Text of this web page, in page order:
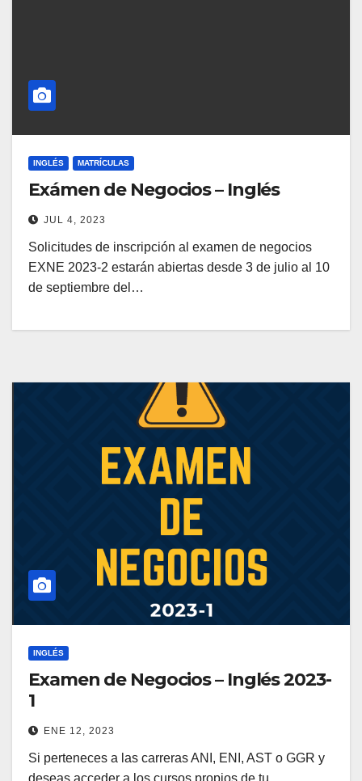
INGLÉS MATRÍCULAS
Exámen de Negocios – Inglés
JUL 4, 2023
Solicitudes de inscripción al examen de negocios
EXNE 2023-2 estarán abiertas desde 3 de julio al 10
de septiembre del…
INGLÉS
Examen de Negocios – Inglés 2023-
1
ENE 12, 2023
Si perteneces a las carreras ANI, ENI, AST o GGR y
deseas acceder a los cursos propios de tu